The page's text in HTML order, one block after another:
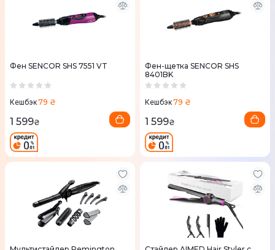
Фен SENCOR SHS 7551 VT
Кешбэк79 ₴
1 599₴
Фен-щетка SENCOR SHS
8401BK
Кешбэк79 ₴
1 599₴